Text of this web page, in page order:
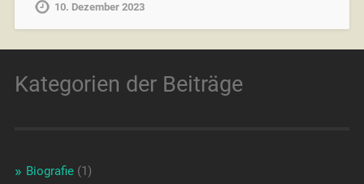
10. Dezember 2023
Kategorien der Beiträge
Biografie(1)